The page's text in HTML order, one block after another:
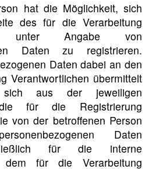
hat die Möglichkeit, sich
des für die Verarbeitung
unter Angabe von
Daten zu registrieren.
Daten dabei an den
Verantwortlichen übermittelt
aus der jeweiligen
die für die Registrierung
von der betroffenen Person
Daten
für die interne
dem für die Verarbeitung